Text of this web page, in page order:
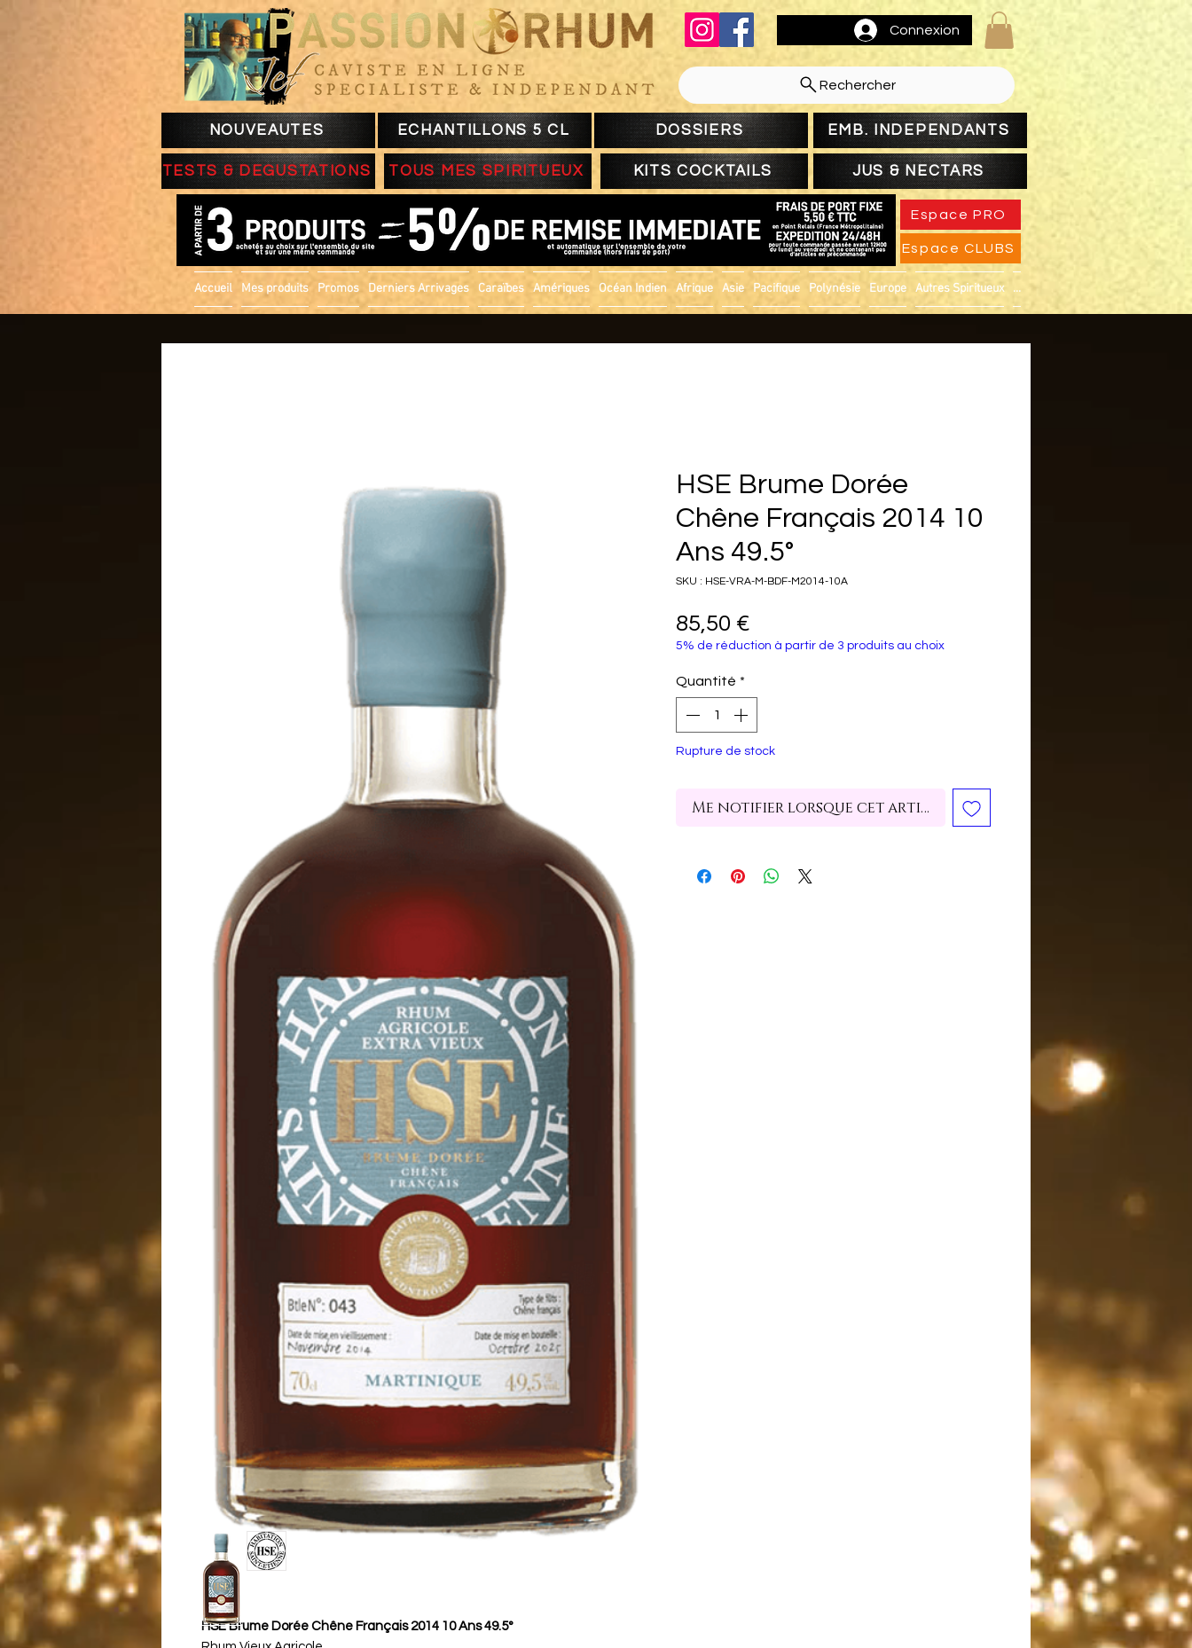
Connexion
Rechercher
NOUVEAUTES ECHANTILLONS 5 CL DOSSIERS EMB. INDEPENDANTS
TESTS & DEGUSTATIONS TOUS MES SPIRITUEUX KITS COCKTAILS JUS & NECTARS
Espace PRO
Espace CLUBS
Accueil Mes produits Promos Derniers Arrivages Caraïbes Amériques Océan Indien Afrique Asie Pacifique Polynésie Europe Autres Spiritueux ...
HSE Brume Dorée Chêne Français 2014 10 Ans 49.5°
HSE Brume Dorée
Chêne Français 2014 10
Ans 49.5°
SKU : HSE-VRA-M-BDF-M2014-10A
85,50 €
5% de réduction à partir de 3 produits au choix
Quantité *
Rupture de stock
Me notifier lorsque cet article est disponible